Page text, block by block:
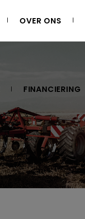
OVER ONS
FINANCIERING